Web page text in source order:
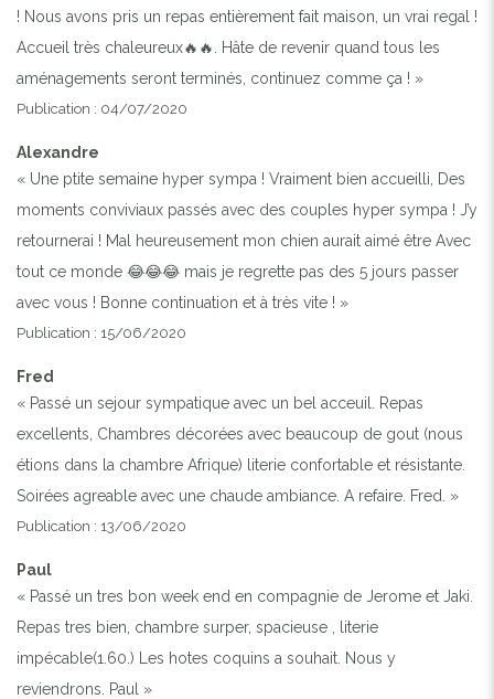
! Nous avons pris un repas entièrement fait maison, un vrai regal !
Accueil très chaleureux🔥🔥. Hâte de revenir quand tous les
aménagements seront terminés, continuez comme ça ! »
Publication : 04/07/2020
Alexandre
« Une ptite semaine hyper sympa ! Vraiment bien accueilli, Des
moments conviviaux passés avec des couples hyper sympa ! J’y
retournerai ! Mal heureusement mon chien aurait aimé être Avec
tout ce monde 😂😂😂 mais je regrette pas des 5 jours passer
avec vous ! Bonne continuation et à très vite ! »
Publication : 15/06/2020
Fred
« Passé un sejour sympatique avec un bel acceuil. Repas
excellents, Chambres décorées avec beaucoup de gout (nous
étions dans la chambre Afrique) literie confortable et résistante.
Soirées agreable avec une chaude ambiance. A refaire. Fred. »
Publication : 13/06/2020
Paul
« Passé un tres bon week end en compagnie de Jerome et Jaki.
Repas tres bien, chambre surper, spacieuse , literie
impécable(1.60.) Les hotes coquins a souhait. Nous y
reviendrons. Paul »